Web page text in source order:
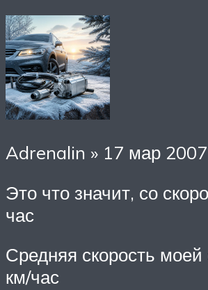
Adrenalin » 17 мар
Это что значит, со
час
Средняя скорость
км/час